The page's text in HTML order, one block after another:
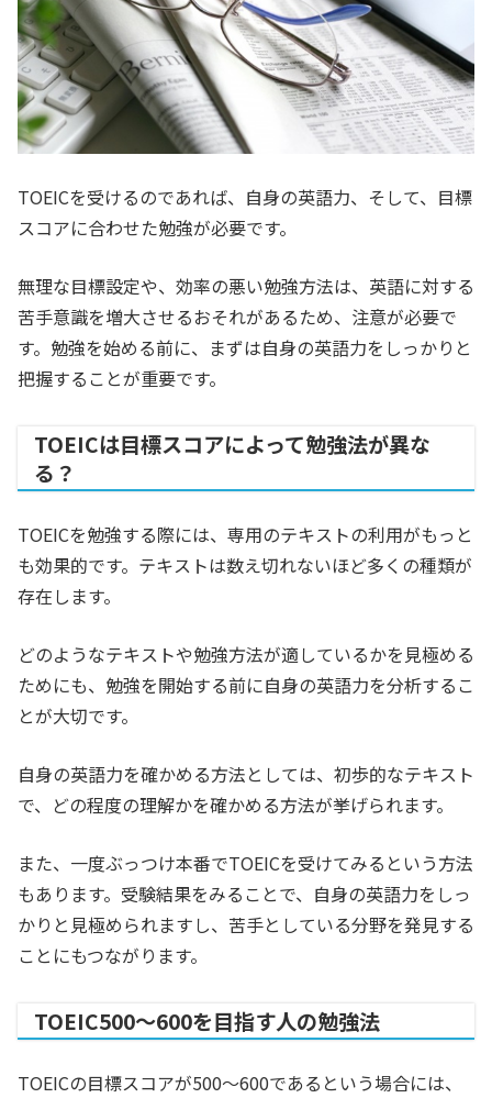
TOEICを受けるのであれば、自身の英語力、そして、目標
スコアに合わせた勉強が必要です。
無理な目標設定や、効率の悪い勉強方法は、英語に対する
苦手意識を増大させるおそれがあるため、注意が必要で
す。勉強を始める前に、まずは自身の英語力をしっかりと
把握することが重要です。
TOEICは目標スコアによって勉強法が異な
る？
TOEICを勉強する際には、専用のテキストの利用がもっと
も効果的です。テキストは数え切れないほど多くの種類が
存在します。
どのようなテキストや勉強方法が適しているかを見極める
ためにも、勉強を開始する前に自身の英語力を分析するこ
とが大切です。
自身の英語力を確かめる方法としては、初歩的なテキスト
で、どの程度の理解かを確かめる方法が挙げられます。
また、一度ぶっつけ本番でTOEICを受けてみるという方法
もあります。受験結果をみることで、自身の英語力をしっ
かりと見極められますし、苦手としている分野を発見する
ことにもつながります。
TOEIC500～600を目指す人の勉強法
TOEICの目標スコアが500～600であるという場合には、